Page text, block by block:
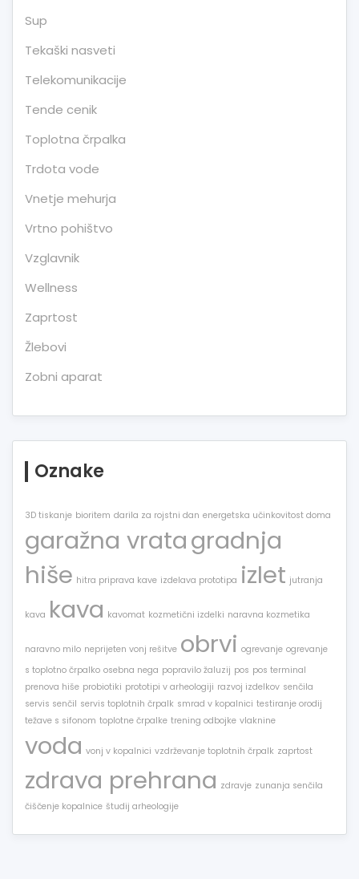
Sup
Tekaški nasveti
Telekomunikacije
Tende cenik
Toplotna črpalka
Trdota vode
Vnetje mehurja
Vrtno pohištvo
Vzglavnik
Wellness
Zaprtost
Žlebovi
Zobni aparat
Oznake
3D tiskanje bioritem darila za rojstni dan energetska učinkovitost doma
garažna vratagradnja
hiše hitra priprava kave izdelava prototipa izlet jutranja
kava kava kavomat kozmetični izdelki naravna kozmetika
naravno milo neprijeten vonj rešitve obrvi ogrevanje ogrevanje
s toplotno črpalko osebna nega popravilo žaluzij pos pos terminal
prenova hiše probiotiki prototipi v arheologiji razvoj izdelkov senčila
servis senčil servis toplotnih črpalk smrad v kopalnici testiranje orodij
težave s sifonom toplotne črpalke trening odbojke vlaknine
voda vonj v kopalnici vzdrževanje toplotnih črpalk zaprtost
zdrava prehrana zdravje zunanja senčila
čiščenje kopalnice študij arheologije